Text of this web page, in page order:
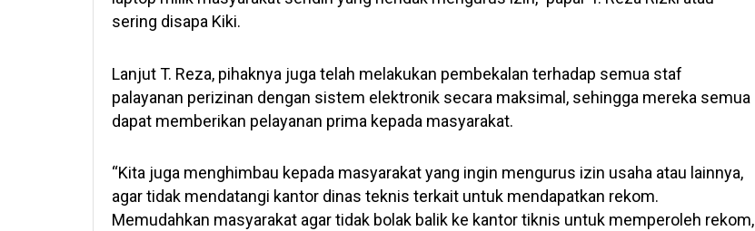
sering disapa Kiki.
Lanjut T. Reza, pihaknya juga telah melakukan pembekalan terhadap semua staf
palayanan perizinan dengan sistem elektronik secara maksimal, sehingga mereka semua
dapat memberikan pelayanan prima kepada masyarakat.
“Kita juga menghimbau kepada masyarakat yang ingin mengurus izin usaha atau lainnya,
agar tidak mendatangi kantor dinas teknis terkait untuk mendapatkan rekom.
Memudahkan masyarakat agar tidak bolak balik ke kantor tiknis untuk memperoleh rekom,